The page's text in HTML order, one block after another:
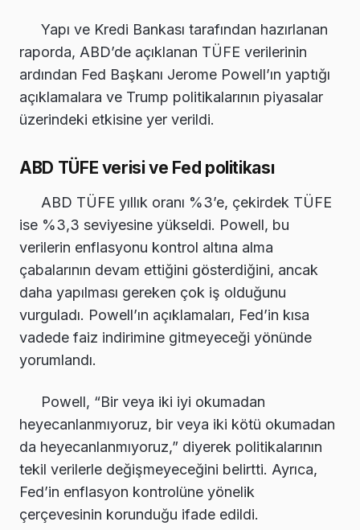
Yapı ve Kredi Bankası tarafından hazırlanan
raporda, ABD’de açıklanan TÜFE verilerinin
ardından Fed Başkanı Jerome Powell’ın yaptığı
açıklamalara ve Trump politikalarının piyasalar
üzerindeki etkisine yer verildi.
ABD TÜFE verisi ve Fed politikası
ABD TÜFE yıllık oranı %3’e, çekirdek TÜFE
ise %3,3 seviyesine yükseldi. Powell, bu
verilerin enflasyonu kontrol altına alma
çabalarının devam ettiğini gösterdiğini, ancak
daha yapılması gereken çok iş olduğunu
vurguladı. Powell’ın açıklamaları, Fed’in kısa
vadede faiz indirimine gitmeyeceği yönünde
yorumlandı.
Powell, “Bir veya iki iyi okumadan
heyecanlanmıyoruz, bir veya iki kötü okumadan
da heyecanlanmıyoruz,” diyerek politikalarının
tekil verilerle değişmeyeceğini belirtti. Ayrıca,
Fed’in enflasyon kontrolüne yönelik
çerçevesinin korunduğu ifade edildi.